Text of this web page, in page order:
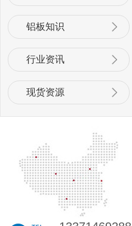
铝板知识
行业资讯
现货资源